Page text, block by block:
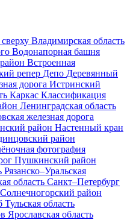
Владимирская область
Водонапорная башня
Встроенная
репер Депо Деревянный
дорога Истринский
Каркас Классификация
Ленинградская область
железная дорога
район Настенный кран
район
фотография
Пушкинский район
Рязанско–Уральская
область Санкт–Петербург
Солнечногорский район
Тульская область
Ярославская область